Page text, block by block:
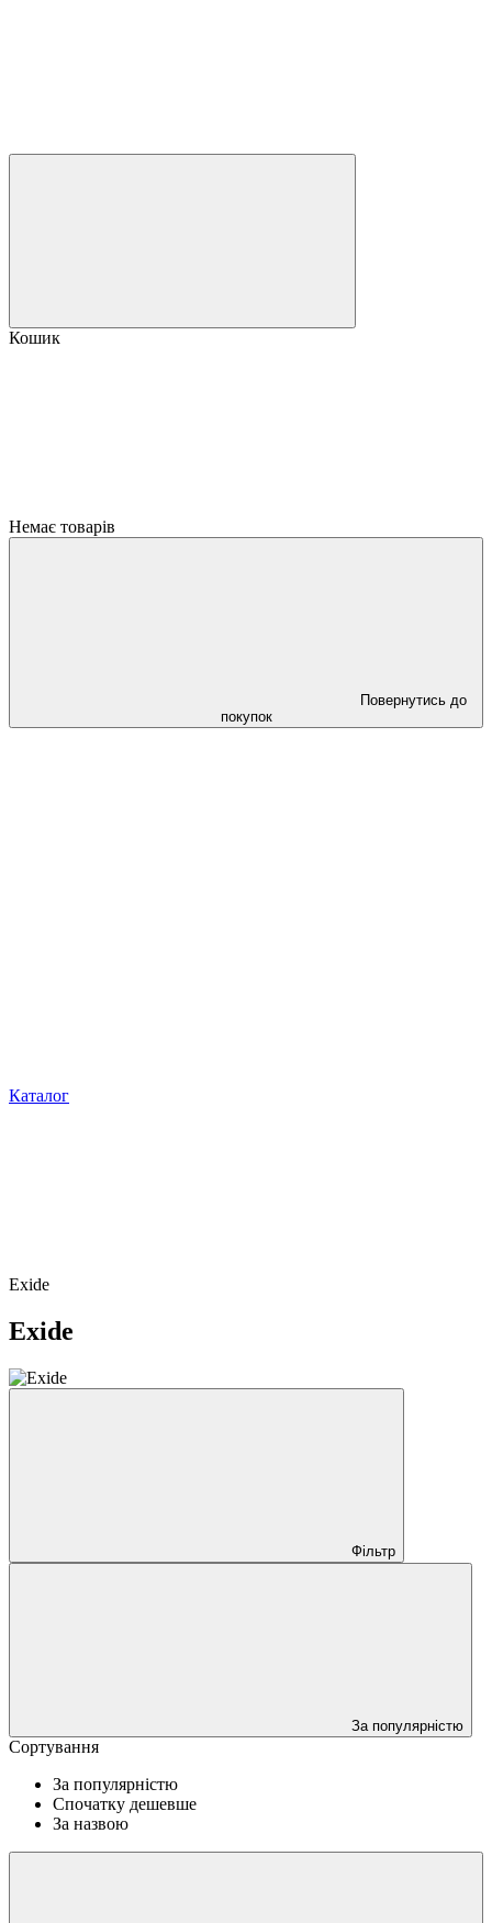
Кошик
Немає товарів
Повернутись до
покупок
Каталог
Exide
Exide
Фільтр
За популярністю
Сортування
За популярністю
Спочатку дешевше
За назвою